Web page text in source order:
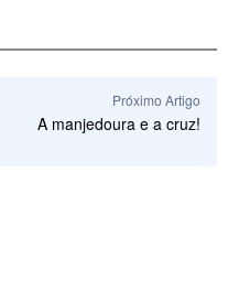
Próximo Artigo
A manjedoura e a cruz!